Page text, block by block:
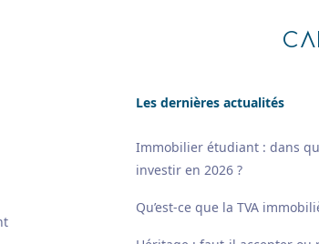
Les dernières actualités
Immobilier étudiant : dans
investir en 2026 ?
Qu’est-ce que la TVA